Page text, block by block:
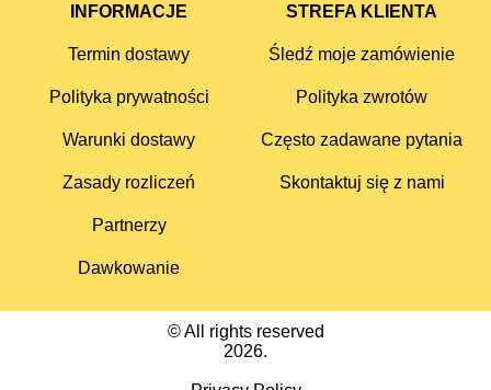
INFORMACJE
Termin dostawy
Polityka prywatności
Warunki dostawy
Zasady rozliczeń
Partnerzy
Dawkowanie
STREFA KLIENTA
Śledź moje zamówienie
Polityka zwrotów
Często zadawane pytania
Skontaktuj się z nami
© All rights reserved
2026.